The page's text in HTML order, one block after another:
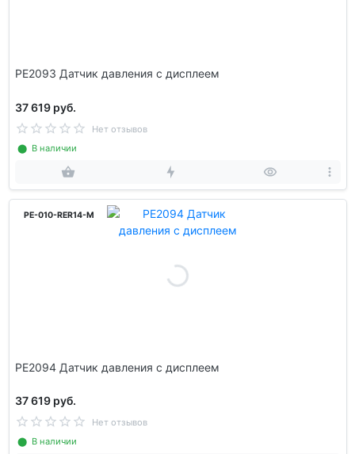
PE2093 Датчик давления с дисплеем
37 619 руб.
Нет отзывов
⬤ В наличии
PE-010-RER14-M
PE2094 Датчик давления с дисплеем
37 619 руб.
Нет отзывов
⬤ В наличии